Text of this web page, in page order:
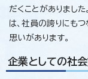
だくことがありまし
は、社員の誇りにも
思いがあります。
企業としての社